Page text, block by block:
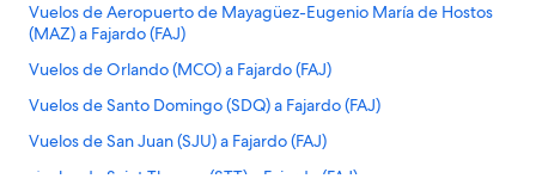
Vuelos de Aeropuerto de Mayagüez-Eugenio María de Hostos
(MAZ) a Fajardo (FAJ)
Vuelos de Orlando (MCO) a Fajardo (FAJ)
Vuelos de Santo Domingo (SDQ) a Fajardo (FAJ)
Vuelos de San Juan (SJU) a Fajardo (FAJ)
Vuelos de Saint Thomas (STT) a Fajardo (FAJ)